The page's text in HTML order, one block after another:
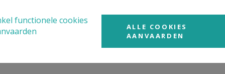
18u tot 19u. en elke woensdag van 9 tot 11u.
functionele cookies
ALLE COOKIES
AANVAARDEN